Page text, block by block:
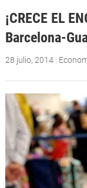
¡CRECE EL
Barcelona-
28 julio, 2014|